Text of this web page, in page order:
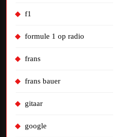
f1
formule 1 op radio
frans
frans bauer
gitaar
google